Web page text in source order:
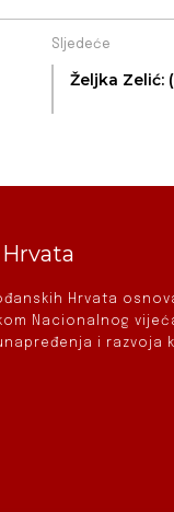
Sljedeće
Željka Zelić:
Hrvata
Nacionalnog
i razvoja